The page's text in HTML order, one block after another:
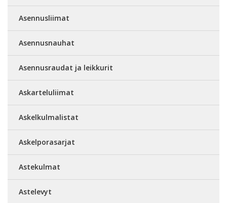
Asennusliimat
Asennusnauhat
Asennusraudat ja leikkurit
Askarteluliimat
Askelkulmalistat
Askelporasarjat
Astekulmat
Astelevyt